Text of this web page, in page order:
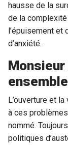
hausse de la
de la
l’épuisement
d’anxiété.
L’ouverture et
à ces
nommé.
politiques